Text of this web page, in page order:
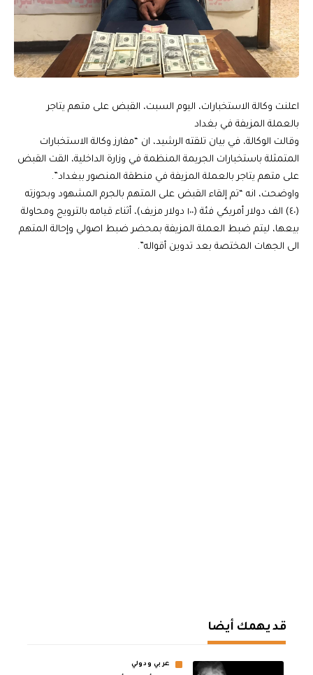
اعلنت وكالة الاستخبارات، اليوم السبت، القبض على متهم يتاجر
بالعملة المزيفة في بغداد
وقالت الوكالة، في بيان تلقته الرشيد، ان “مفارز وكالة الاستخبارات
المتمثلة باستخبارات الجريمة المنظمة في وزارة الداخلية، القت القبض
على متهم يتاجر بالعملة المزيفة في منطقة المنصور ببغداد”.
واوضحت، انه “تم إلقاء القبض على المتهم بالجرم المشهود وبحوزته
(٤٠) الف دولار أمريكي فئة (١٠٠ دولار مزيف)، أثناء قيامه بالترويج ومحاولة
بيعها، ليتم ضبط العملة المزيفة بمحضر ضبط اصولي وإحالة المتهم
الى الجهات المختصة بعد تدوين أقواله”.
قد يهمك أيضا
عربي ودولي